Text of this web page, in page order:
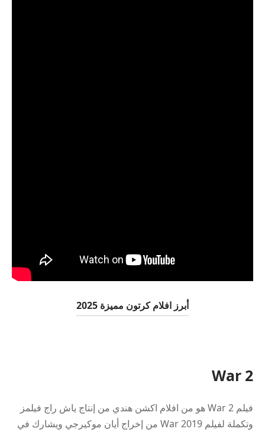
أبرز افلام كرتون مميزة 2025
War 2
فيلم War 2 هو من افلام اكشن هندي من إنتاج ياش راج فيلمز
وتكملة لفيلم War 2019 من إخراج أيان موكيرجي ويشارك في